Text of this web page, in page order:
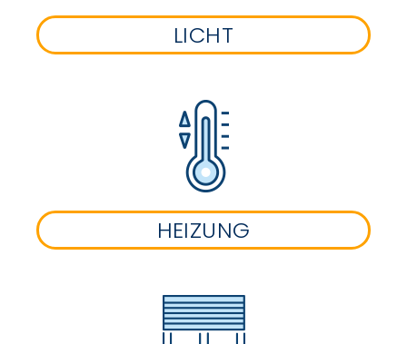
LICHT
HEIZUNG